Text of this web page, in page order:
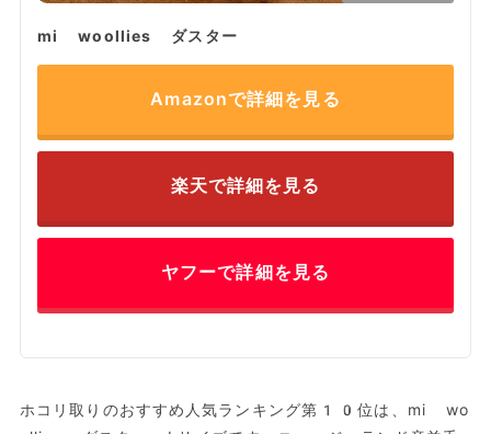
mi woollies ダスター
Amazonで詳細を見る
楽天で詳細を見る
ヤフーで詳細を見る
ホコリ取りのおすすめ人気ランキング第10位は、mi wo